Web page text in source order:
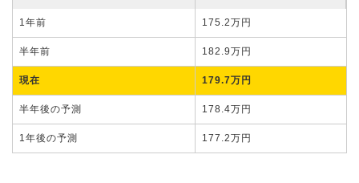
1年前 175.2万円
半年前 182.9万円
現在 179.7万円
半年後の予測 178.4万円
1年後の予測 177.2万円